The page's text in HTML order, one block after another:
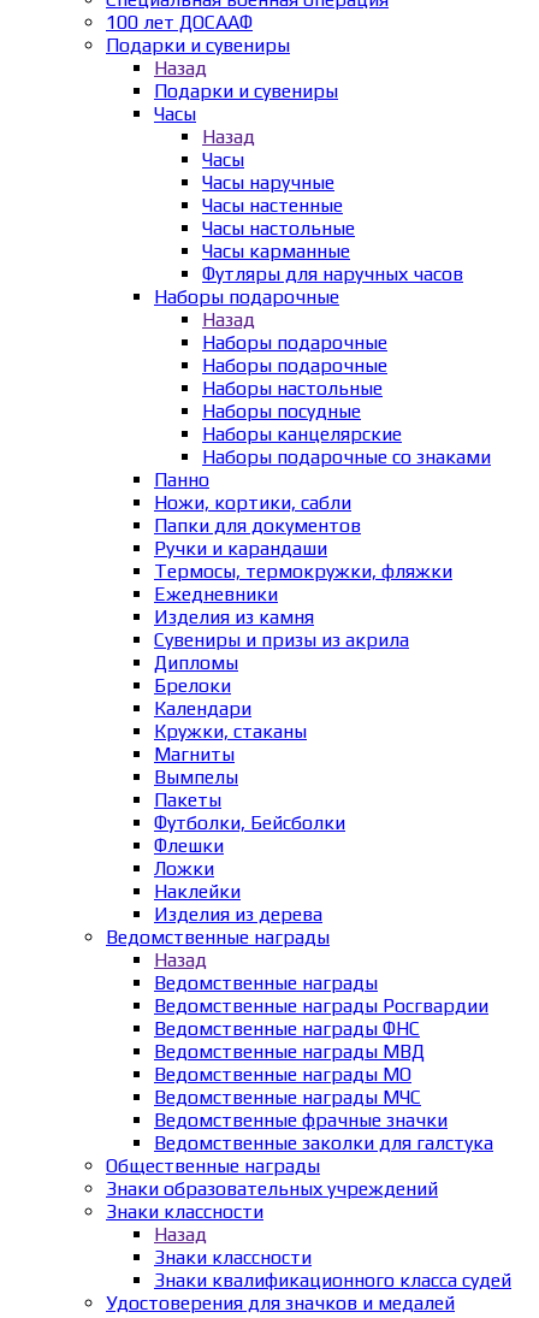
100 лет ДОСААФ
Подарки и сувениры
Назад
Подарки и сувениры
Часы
Назад
Часы
Часы наручные
Часы настенные
Часы настольные
Часы карманные
Футляры для наручных часов
Наборы подарочные
Назад
Наборы подарочные
Наборы подарочные
Наборы настольные
Наборы посудные
Наборы канцелярские
Наборы подарочные со знаками
Панно
Ножи, кортики, сабли
Папки для документов
Ручки и карандаши
Термосы, термокружки, фляжки
Ежедневники
Изделия из камня
Сувениры и призы из акрила
Дипломы
Брелоки
Календари
Кружки, стаканы
Магниты
Вымпелы
Пакеты
Футболки, Бейсболки
Флешки
Ложки
Наклейки
Изделия из дерева
Ведомственные награды
Назад
Ведомственные награды
Ведомственные награды Росгвардии
Ведомственные награды ФНС
Ведомственные награды МВД
Ведомственные награды МО
Ведомственные награды МЧС
Ведомственные фрачные значки
Ведомственные заколки для галстука
Общественные награды
Знаки образовательных учреждений
Знаки классности
Назад
Знаки классности
Знаки квалификационного класса судей
Удостоверения для значков и медалей